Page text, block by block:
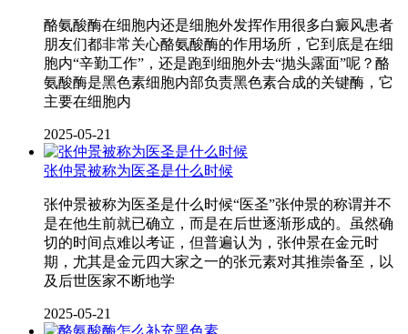
酪氨酸酶在细胞内还是细胞外发挥作用很多白癜风患者
朋友们都非常关心酪氨酸酶的作用场所，它到底是在细
胞内“辛勤工作”，还是跑到细胞外去“抛头露面”呢？酪
氨酸酶是黑色素细胞内部负责黑色素合成的关键酶，它
主要在细胞内
2025-05-21
张仲景被称为医圣是什么时候
张仲景被称为医圣是什么时候“医圣”张仲景的称谓并不
是在他生前就已确立，而是在后世逐渐形成的。虽然确
切的时间点难以考证，但普遍认为，张仲景在金元时
期，尤其是金元四大家之一的张元素对其推崇备至，以
及后世医家不断地学
2025-05-21